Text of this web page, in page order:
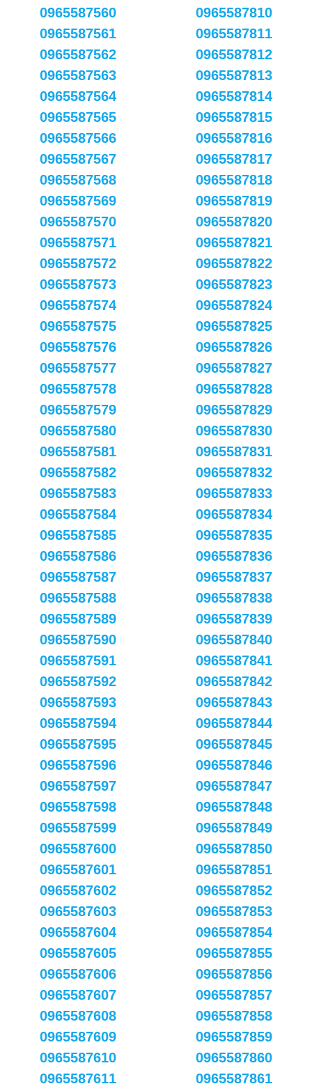
0965587560
0965587561
0965587562
0965587563
0965587564
0965587565
0965587566
0965587567
0965587568
0965587569
0965587570
0965587571
0965587572
0965587573
0965587574
0965587575
0965587576
0965587577
0965587578
0965587579
0965587580
0965587581
0965587582
0965587583
0965587584
0965587585
0965587586
0965587587
0965587588
0965587589
0965587590
0965587591
0965587592
0965587593
0965587594
0965587595
0965587596
0965587597
0965587598
0965587599
0965587600
0965587601
0965587602
0965587603
0965587604
0965587605
0965587606
0965587607
0965587608
0965587609
0965587610
0965587611
0965587810
0965587811
0965587812
0965587813
0965587814
0965587815
0965587816
0965587817
0965587818
0965587819
0965587820
0965587821
0965587822
0965587823
0965587824
0965587825
0965587826
0965587827
0965587828
0965587829
0965587830
0965587831
0965587832
0965587833
0965587834
0965587835
0965587836
0965587837
0965587838
0965587839
0965587840
0965587841
0965587842
0965587843
0965587844
0965587845
0965587846
0965587847
0965587848
0965587849
0965587850
0965587851
0965587852
0965587853
0965587854
0965587855
0965587856
0965587857
0965587858
0965587859
0965587860
0965587861